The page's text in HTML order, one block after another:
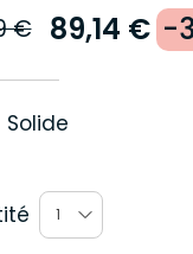
€ 89,14 € -
Solide
1